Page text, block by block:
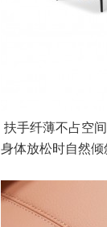
身体放松时自然倾